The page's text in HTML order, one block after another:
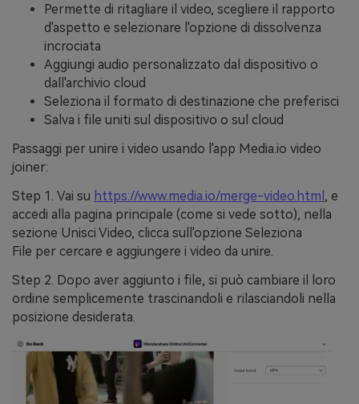
Permette di ritagliare il video, scegliere il rapporto
d'aspetto e selezionare l'opzione di dissolvenza
incrociata
Aggiungi audio personalizzato dal dispositivo o
dall'archivio cloud
Seleziona il formato di destinazione che preferisci
Salva i file uniti sul dispositivo o sul cloud
Passaggi per unire i video usando l'app Media.io video
joiner:
Step 1. Vai su https://www.media.io/merge-video.html , e
accedi alla pagina principale (come si vede sotto), nella
sezione Unisci Video, clicca sull'opzione Seleziona
File per cercare e aggiungere i video da unire.
Step 2. Dopo aver aggiunto i file, si può cambiare il loro
ordine semplicemente trascinandoli e rilasciandoli nella
posizione desiderata.